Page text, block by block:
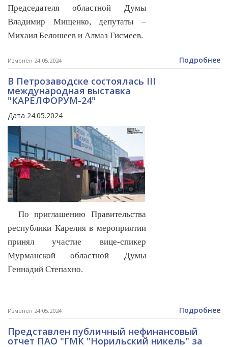
Председателя областной Думы
Владимир Мищенко, депутаты –
Михаил Белошеев и Алмаз Гисмеев.
Изменен 24.05.2024 Подробнее
В Петрозаводске состоялась III
международная выставка
"КАРЕЛФОРУМ-24"
Дата 24.05.2024
По приглашению Правительства
республики Карелия в мероприятии
принял участие вице-спикер
Мурманской областной Думы
Геннадий Степахно.
Изменен 24.05.2024 Подробнее
Представлен публичный нефинансовый
отчет ПАО "ГМК "Норильский никель" за